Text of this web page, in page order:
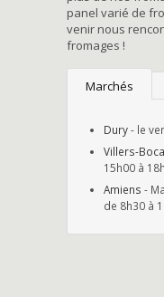
panel varié de
venir nous
fromages !
Marchés
Dury- le
Villers-
15h00 à
Amiens -
de 8h30 à